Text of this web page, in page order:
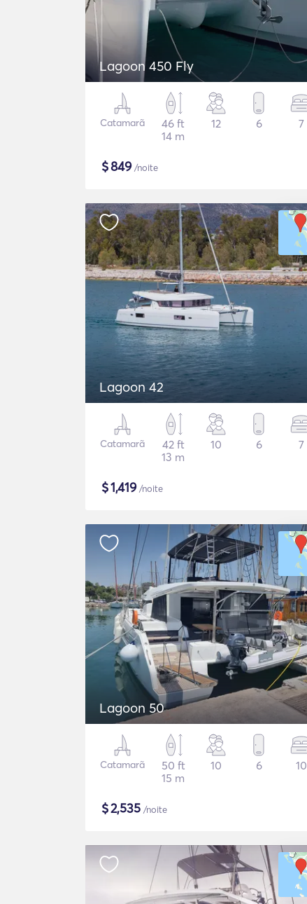
Lagoon 450 Fly
Catamarã
46 ft
14 m
12 6 7
$849/noite
Lagoon 42
Catamarã
42 ft
13 m
10 6 7
$1,419/noite
Lagoon 50
Catamarã
50 ft
15 m
10 6 10
$2,535 /noite